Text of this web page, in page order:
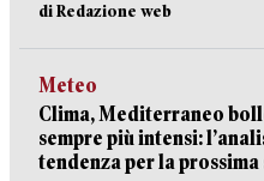
di Redazione web
Meteo
Clima, Mediterraneo
sempre più intensi:
tendenza per la